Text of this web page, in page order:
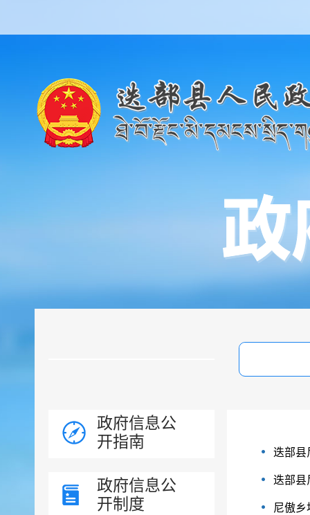
政府信息公
开指南
政府信息公
开制度
迭部县
迭部县
尼傲